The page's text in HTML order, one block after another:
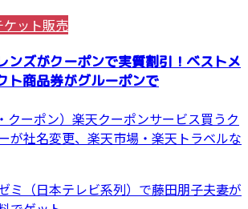
ット販売
ンズがクーポンで実質割引！ベストメ
ト商品券がグルーポンで
クーポン）楽天クーポンサービス買うク
が社名変更、楽天市場・楽天トラベルな
ミ（日本テレビ系列）で藤田朋子夫妻が